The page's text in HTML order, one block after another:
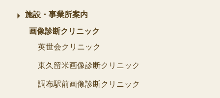
施設・事業所案内
画像診断クリニック
英世会クリニック
東久留米画像診断クリニック
調布駅前画像診断クリニック